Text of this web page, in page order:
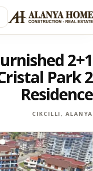
2+1
Park 2
Residence
CIKCILLI, ALANYA